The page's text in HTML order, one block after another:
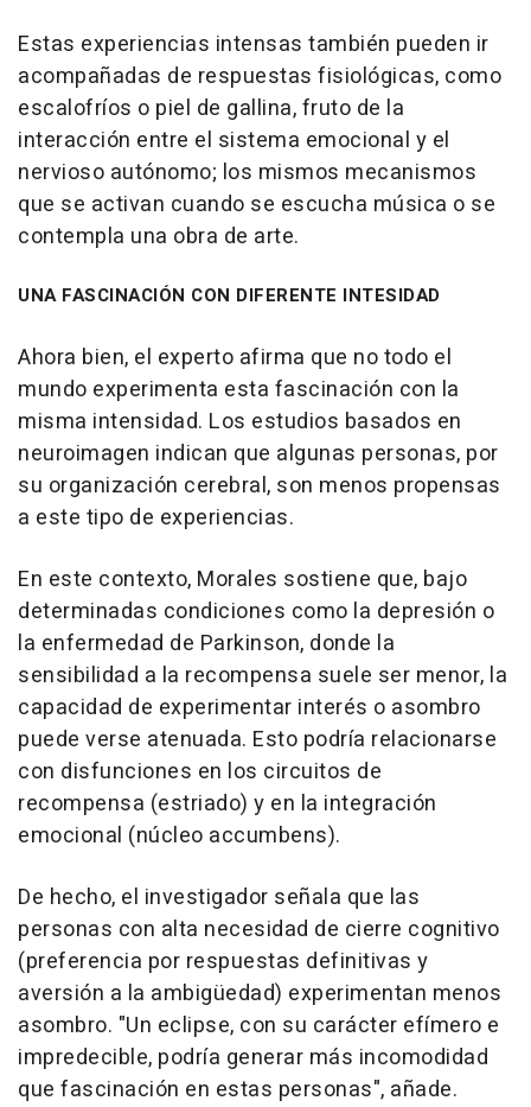
Estas experiencias intensas también pueden ir
acompañadas de respuestas fisiológicas, como
escalofríos o piel de gallina, fruto de la
interacción entre el sistema emocional y el
nervioso autónomo; los mismos mecanismos
que se activan cuando se escucha música o se
contempla una obra de arte.
UNA FASCINACIÓN CON DIFERENTE INTESIDAD
Ahora bien, el experto afirma que no todo el
mundo experimenta esta fascinación con la
misma intensidad. Los estudios basados en
neuroimagen indican que algunas personas, por
su organización cerebral, son menos propensas
a este tipo de experiencias.
En este contexto, Morales sostiene que, bajo
determinadas condiciones como la depresión o
la enfermedad de Parkinson, donde la
sensibilidad a la recompensa suele ser menor, la
capacidad de experimentar interés o asombro
puede verse atenuada. Esto podría relacionarse
con disfunciones en los circuitos de
recompensa (estriado) y en la integración
emocional (núcleo accumbens).
De hecho, el investigador señala que las
personas con alta necesidad de cierre cognitivo
(preferencia por respuestas definitivas y
aversión a la ambigüedad) experimentan menos
asombro. "Un eclipse, con su carácter efímero e
impredecible, podría generar más incomodidad
que fascinación en estas personas", añade.